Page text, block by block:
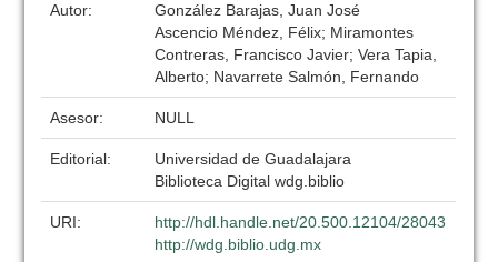
Autor:
González Barajas, Juan José
Ascencio Méndez, Félix; Miramontes
Contreras, Francisco Javier; Vera Tapia,
Alberto; Navarrete Salmón, Fernando
Asesor: NULL
Editorial:
Universidad de Guadalajara
Biblioteca Digital wdg.biblio
URI:
http://hdl.handle.net/20.500.12104/28043
http://wdg.biblio.udg.mx